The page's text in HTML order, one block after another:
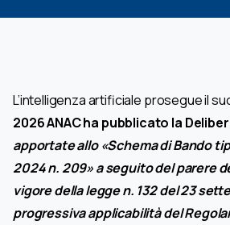
L’intelligenza artificiale prosegue il
2026 ANAC ha pubblicato la
apportate allo «Schema di Bando
2024 n. 209» a seguito del parere
vigore della legge n. 132 del 23
progressiva applicabilità del